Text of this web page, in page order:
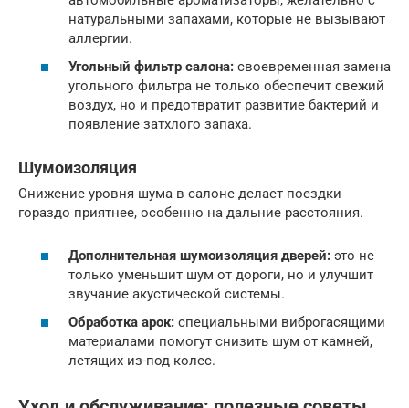
натуральными запахами, которые не вызывают
аллергии.
Угольный фильтр салона: своевременная замена
угольного фильтра не только обеспечит свежий
воздух, но и предотвратит развитие бактерий и
появление затхлого запаха.
Шумоизоляция
Снижение уровня шума в салоне делает поездки
гораздо приятнее, особенно на дальние расстояния.
Дополнительная шумоизоляция дверей: это не
только уменьшит шум от дороги, но и улучшит
звучание акустической системы.
Обработка арок: специальными виброгасящими
материалами помогут снизить шум от камней,
летящих из-под колес.